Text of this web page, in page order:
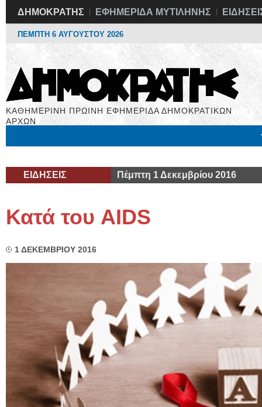
ΔΗΜΟΚΡΑΤΗΣ ΕΦΗΜΕΡΙΔΑ ΜΥΤΙΛΗΝΗΣ
ΠΕΜΠΤΗ 6 ΑΥΓΟΥΣΤΟΥ 2026
ΚΑΘΗΜΕΡΙΝΗ ΠΡΩΙΝΗ ΕΦΗΜΕΡΙΔΑ ΔΗΜΟΚΡΑΤΙΚΩΝ
ΑΡΧΩΝ
ΕΙΔΗΣΕΙΣ Πέμπτη 1 Δεκεμβρίου 2016
Κατά του AIDS
1 ΔΕΚΕΜΒΡΙΟΥ 2016